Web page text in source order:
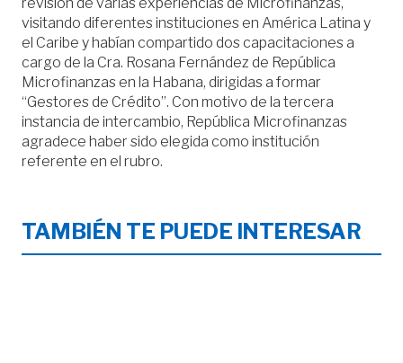
visitando diferentes instituciones en América Latina y
el Caribe y habían compartido dos capacitaciones a
cargo de la Cra. Rosana Fernández de República
Microfinanzas en la Habana, dirigidas a formar
“Gestores de Crédito”. Con motivo de la tercera
instancia de intercambio, República Microfinanzas
agradece haber sido elegida como institución
referente en el rubro.
TAMBIÉN TE PUEDE INTERESAR